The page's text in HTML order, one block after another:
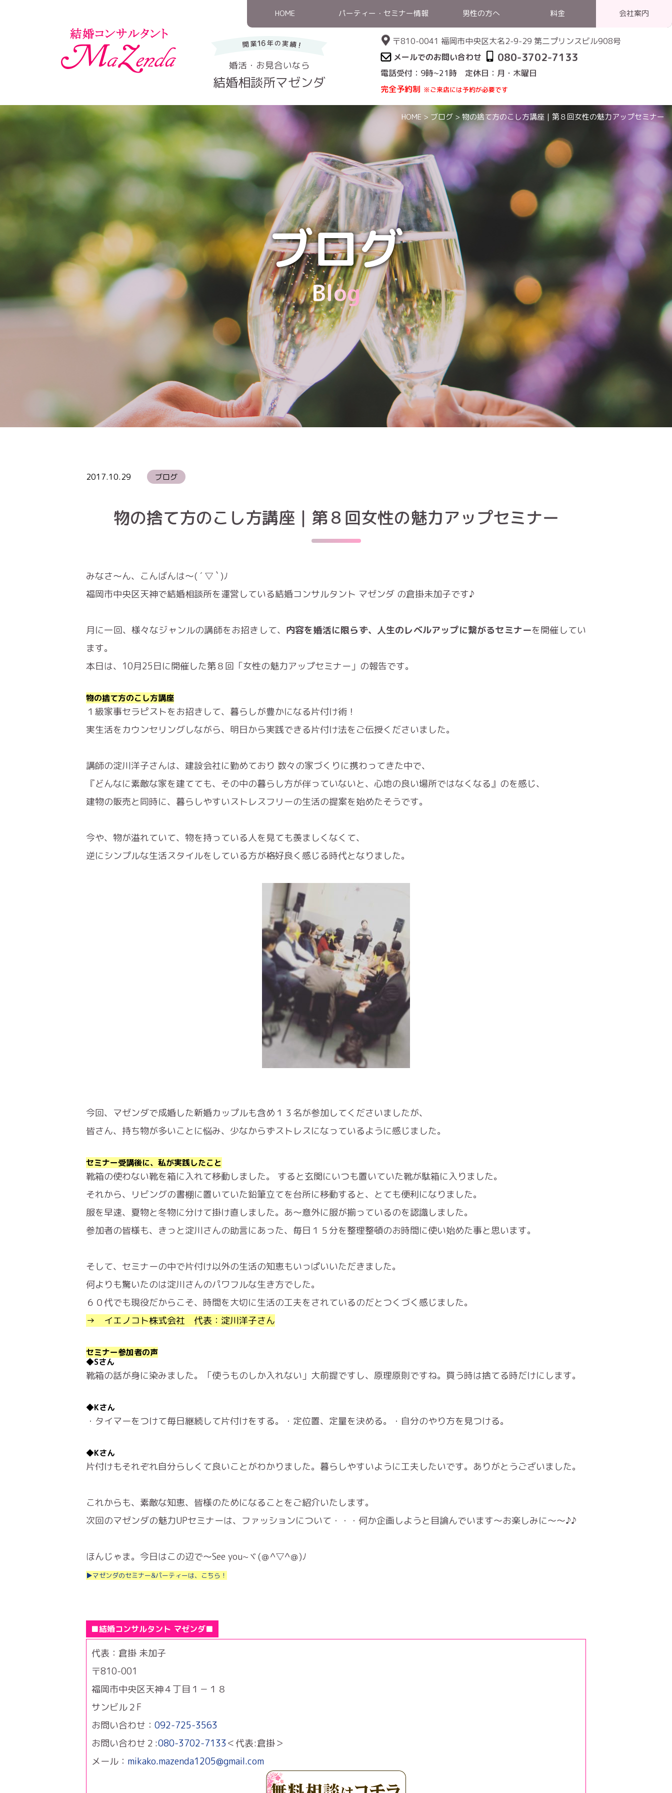
HOME パーティー・セミナー情報 男性の方へ 料金 会社案内
婚活・お見合いなら
結婚相談所マゼンダ
〒810-0041 福岡市中央区大名2-9-29 第二プリンスビル908号
メールでのお問い合わせ
080-3702-7133
電話受付：9時~21時 定休日：月・木曜日
完全予約制 ※ご来店には予約が必要です
ブログ
Blog
HOME > ブログ > 物の捨て方のこし方講座｜第８回女性の魅力アップセミナー
2017.10.29 ブログ
物の捨て方のこし方講座｜第８回女性の魅力アップセミナー
みなさ～ん、こんばんは～( ´ ▽ ` )ﾉ
福岡市中央区天神で結婚相談所を運営している結婚コンサルタント マゼンダ の倉掛未加子です♪
月に一回、様々なジャンルの講師をお招きして、 内容を婚活に限らず、人生のレベルアップに繋がるセミナーを開催してい
ます。
本日は、10月25日に開催した第８回「女性の魅力アップセミナー」の報告です。
物の捨て方のこし方講座
１級家事セラピストをお招きして、暮らしが豊かになる片付け術！
実生活をカウンセリングしながら、明日から実践できる片付け法をご伝授くださいました。
講師の淀川洋子さんは、建設会社に勤めており 数々の家づくりに携わってきた中で、
『どんなに素敵な家を建てても、その中の暮らし方が伴っていないと、心地の良い場所ではなくなる』のを感じ、
建物の販売と同時に、暮らしやすいストレスフリーの生活の提案を始めたそうです。
今や、物が溢れていて、物を持っている人を見ても羨ましくなくて、
逆にシンプルな生活スタイルをしている方が格好良く感じる時代となりました。
今回、マゼンダで成婚した新婚カップルも含め１３名が参加してくださいましたが、
皆さん、持ち物が多いことに悩み、少なからずストレスになっているように感じました。
セミナー受講後に、私が実践したこと
靴箱の使わない靴を箱に入れて移動しました。 すると玄関にいつも置いていた靴が駄箱に入りました。
それから、リビングの書棚に置いていた鉛筆立てを台所に移動すると、とても便利になりました。
服を早速、夏物と冬物に分けて掛け直しました。あ〜意外に服が揃っているのを認識しました。
参加者の皆様も、きっと淀川さんの助言にあった、毎日１５分を整理整頓のお時間に使い始めた事と思います。
そして、セミナーの中で片付け以外の生活の知恵もいっぱいいただきました。
何よりも驚いたのは淀川さんのパワフルな生き方でした。
６０代でも現役だからこそ、時間を大切に生活の工夫をされているのだとつくづく感じました。
→ イエノコト株式会社 代表：淀川洋子さん
セミナー参加者の声
◆Sさん
靴箱の話が身に染みました。「使うものしか入れない」大前提ですし、原理原則ですね。買う時は捨てる時だけにします。
◆Kさん
・タイマーをつけて毎日継続して片付けをする。・定位置、定量を決める。・自分のやり方を見つける。
◆Kさん
片付けもそれぞれ自分らしくて良いことがわかりました。暮らしやすいように工夫したいです。ありがとうございました。
これからも、素敵な知恵、皆様のためになることをご紹介いたします。
次回のマゼンダの魅力UPセミナーは、ファッションについて・・・何か企画しようと目論んでいます〜お楽しみに〜〜♪♪
ほんじゃま。今日はこの辺で～See you~ヾ(＠^▽^＠)ﾉ
▶マゼンダのセミナー&パーティーは、こちら！
■結婚コンサルタント マゼンダ■
代表：倉掛 未加子
〒810-001
福岡市中央区天神４丁目１－１８
サンビル２F
お問い合わせ： 092-725-3563
お問い合わせ２:080-3702-7133 ＜代表:倉掛＞
メール： mikako.mazenda1205@gmail.com